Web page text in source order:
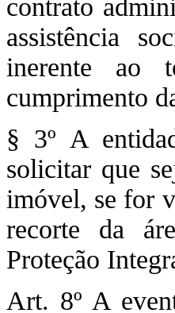
contrato
assistência
inerente ao
cumprimento
§ 3º A
solicitar que
imóvel, se for
recorte da
Proteção
Art. 8º A